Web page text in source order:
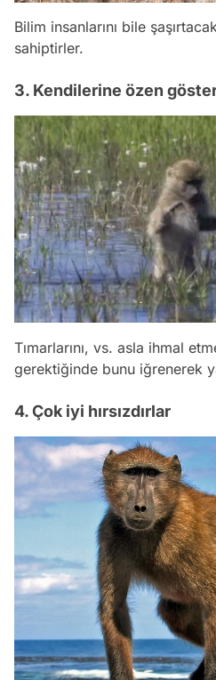
Bilim insanlarını bile
sahiptirler.
3. Kendilerine özen
Tımarlarını, vs. asla ihmal
gerektiğinde bunu iğrenerek
4. Çok iyi hırsızdırlar